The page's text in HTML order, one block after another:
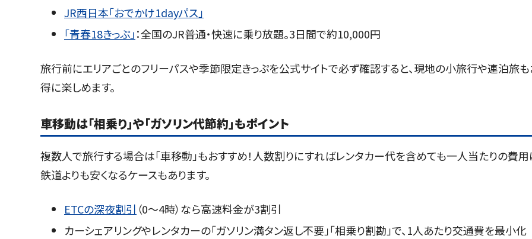
JR西日本「おでかけ1dayパス」
「青春18きっぷ」：全国のJR普通・快速に乗り放題。3日間で約10,000円
旅行前にエリアごとのフリーパスや季節限定きっぷを公式サイトで必ず確認すると、現地の小旅行や連泊旅
得に楽しめます。
車移動は「相乗り」や「ガソリン代節約」もポイント
複数人で旅行する場合は「車移動」もおすすめ！人数割りにすればレンタカー代を含めても一人当たりの費用
鉄道よりも安くなるケースもあります。
ETCの深夜割引 （0～4時）なら高速料金が3割引
カーシェアリングやレンタカーの「ガソリン満タン返し不要」「相乗り割勘」で、1人あたり交通費を最小化